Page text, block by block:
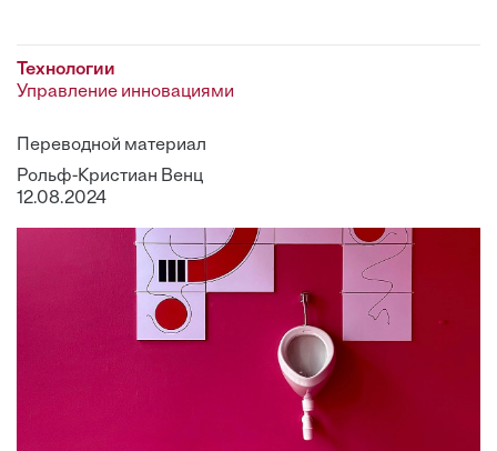
Технологии
Управление инновациями
Переводной материал
Рольф-Кристиан Венц
12.08.2024